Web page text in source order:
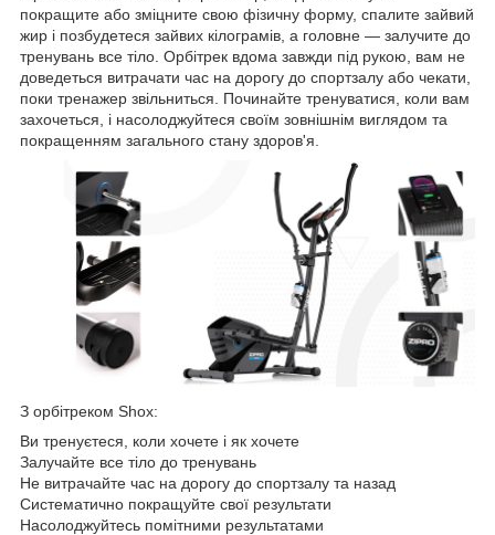
покращите або зміцните свою фізичну форму, спалите зайвий
жир і позбудетеся зайвих кілограмів, а головне — залучите до
тренувань все тіло. Орбітрек вдома завжди під рукою, вам не
доведеться витрачати час на дорогу до спортзалу або чекати,
поки тренажер звільниться. Починайте тренуватися, коли вам
захочеться, і насолоджуйтеся своїм зовнішнім виглядом та
покращенням загального стану здоров'я.
З орбітреком Shox:
Ви тренуєтеся, коли хочете і як хочете
Залучайте все тіло до тренувань
Не витрачайте час на дорогу до спортзалу та назад
Систематично покращуйте свої результати
Насолоджуйтесь помітними результатами